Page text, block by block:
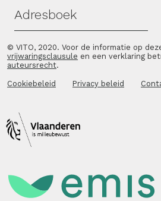
Adresboek
© VITO, 2020. Voor de informatie op
vrijwaringsclausule en een verklaring
auteursrecht.
Cookiebeleid Privacy beleid